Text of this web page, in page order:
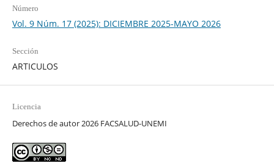
Número
Vol. 9 Núm. 17 (2025): DICIEMBRE 2025-MAYO 2026
Sección
ARTICULOS
Licencia
Derechos de autor 2026 FACSALUD-UNEMI